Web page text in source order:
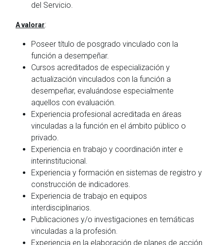
del Servicio.
A valorar:
Poseer título de posgrado vinculado con la
función a desempeñar.
Cursos acreditados de especialización y
actualización vinculados con la función a
desempeñar, evaluándose especialmente
aquellos con evaluación.
Experiencia profesional acreditada en áreas
vinculadas a la función en el ámbito público o
privado.
Experiencia en trabajo y coordinación inter e
interinstitucional.
Experiencia y formación en sistemas de registro y
construcción de indicadores.
Experiencia de trabajo en equipos
interdisciplinarios.
Publicaciones y/o investigaciones en temáticas
vinculadas a la profesión.
Experiencia en la elaboración de planes de acción